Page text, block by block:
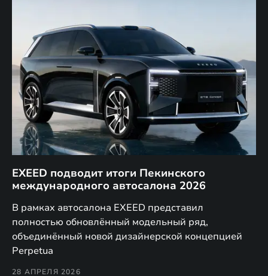
EXEED подводит итоги Пекинского
международного автосалона 2026
В рамках автосалона EXEED представил
полностью обновлённый модельный ряд,
объединённый новой дизайнерской концепцией
Perpetua
28 АПРЕЛЯ 2026